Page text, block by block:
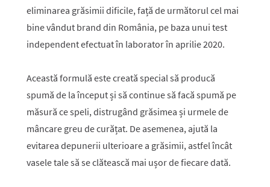
eliminarea grăsimii dificile, față de următorul cel mai
bine vândut brand din România, pe baza unui test
independent efectuat în laborator în aprilie 2020.
Această formulă este creată special să producă
spumă de la început și să continue să facă spumă pe
măsură ce speli, distrugând grăsimea și urmele de
mâncare greu de curățat. De asemenea, ajută la
evitarea depunerii ulterioare a grăsimii, astfel încât
vasele tale să se clătească mai ușor de fiecare dată.